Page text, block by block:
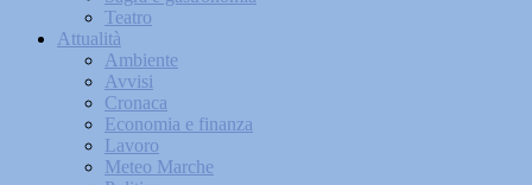
Teatro
Attualità
Ambiente
Avvisi
Cronaca
Economia e finanza
Lavoro
Meteo Marche